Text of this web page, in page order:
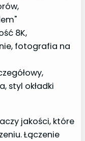
8K,
fotografia na
styl okładki
jakości, które
Łączenie